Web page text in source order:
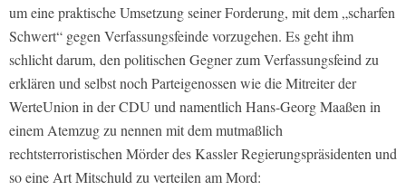
um eine praktische Umsetzung seiner Forderung, mit dem „scharfen
Schwert“ gegen Verfassungsfeinde vorzugehen. Es geht ihm
schlicht darum, den politischen Gegner zum Verfassungsfeind zu
erklären und selbst noch Parteigenossen wie die Mitreiter der
WerteUnion in der CDU und namentlich Hans-Georg Maaßen in
einem Atemzug zu nennen mit dem mutmaßlich
rechtsterroristischen Mörder des Kassler Regierungspräsidenten und
so eine Art Mitschuld zu verteilen am Mord: